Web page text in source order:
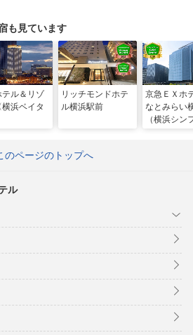
も見ています
テル＆リゾ
横浜ベイタ
リッチモンドホテ
ル横浜駅前
京急ＥＸホ
なとみらい
（横浜シン
のページのトップへ
ル